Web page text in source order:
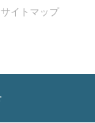
サイトマップ